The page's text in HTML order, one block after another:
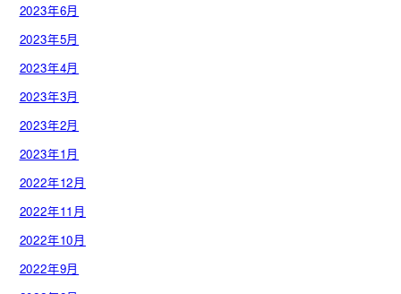
2023年6月
2023年5月
2023年4月
2023年3月
2023年2月
2023年1月
2022年12月
2022年11月
2022年10月
2022年9月